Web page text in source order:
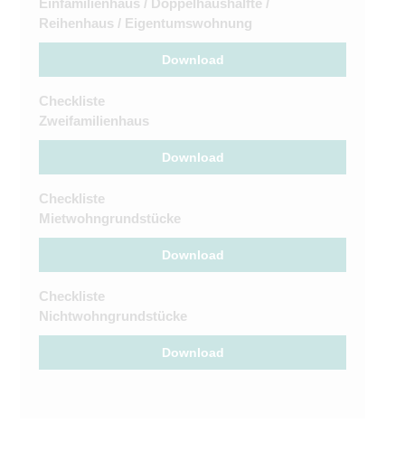
Einfamilienhaus / Doppelhaushälfte /
Reihenhaus / Eigentumswohnung
Download
Checkliste
Zweifamilienhaus
Download
Checkliste
Mietwohngrundstücke
Download
Checkliste
Nichtwohngrundstücke
Download